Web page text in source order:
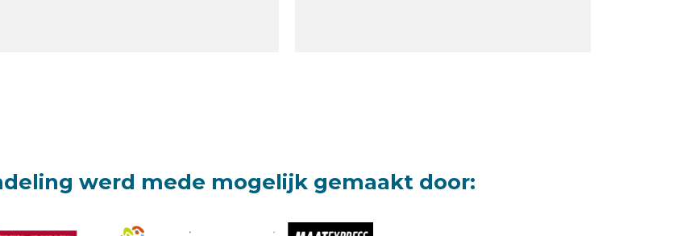
werd mede mogelijk gemaakt door: